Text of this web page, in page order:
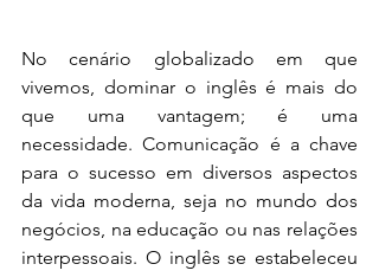
No cenário globalizado em que
vivemos, dominar o inglês é mais do
que uma vantagem; é uma
necessidade. Comunicação é a chave
para o sucesso em diversos aspectos
da vida moderna, seja no mundo dos
negócios, na educação ou nas relações
interpessoais. O inglês se estabeleceu